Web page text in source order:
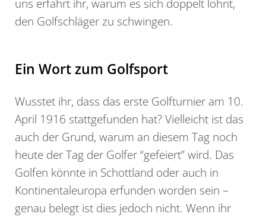
uns erfahrt ihr, warum es sich doppelt lohnt,
den Golfschläger zu schwingen.
Ein Wort zum Golfsport
Wusstet ihr, dass das erste Golfturnier am 10.
April 1916 stattgefunden hat? Vielleicht ist das
auch der Grund, warum an diesem Tag noch
heute der Tag der Golfer “gefeiert” wird. Das
Golfen könnte in Schottland oder auch in
Kontinentaleuropa erfunden worden sein –
genau belegt ist dies jedoch nicht. Wenn ihr